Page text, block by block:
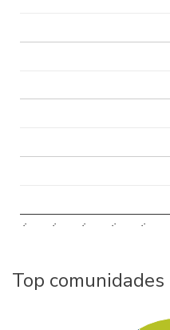
.. .. .. .. ..
Top comunidades